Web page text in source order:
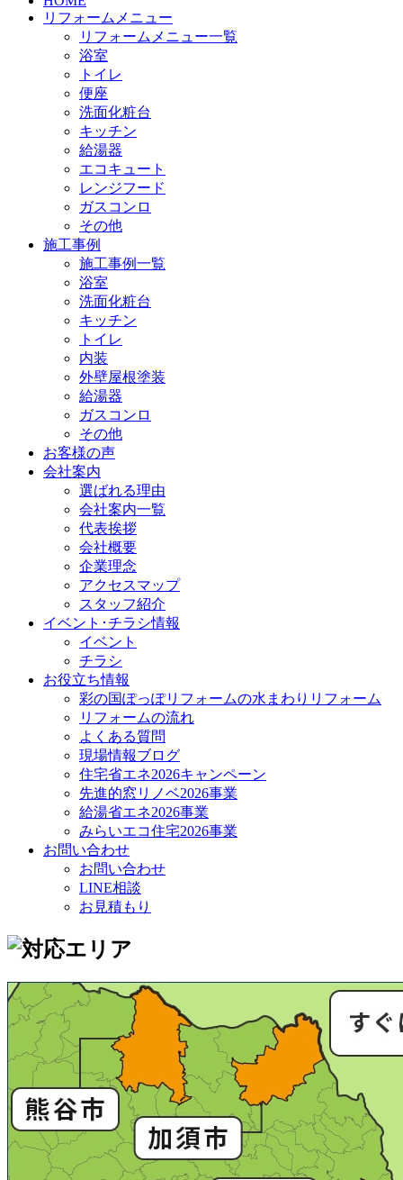
リフォームメニュー
リフォームメニュー一覧
浴室
トイレ
便座
洗面化粧台
キッチン
給湯器
エコキュート
レンジフード
ガスコンロ
その他
施工事例
施工事例一覧
浴室
洗面化粧台
キッチン
トイレ
内装
外壁屋根塗装
給湯器
ガスコンロ
その他
お客様の声
会社案内
選ばれる理由
会社案内一覧
代表挨拶
会社概要
企業理念
アクセスマップ
スタッフ紹介
イベント･チラシ情報
イベント
チラシ
お役立ち情報
彩の国ぽっぽリフォームの水まわりリフォーム
リフォームの流れ
よくある質問
現場情報ブログ
住宅省エネ2026キャンペーン
先進的窓リノベ2026事業
給湯省エネ2026事業
みらいエコ住宅2026事業
お問い合わせ
お問い合わせ
LINE相談
お見積もり